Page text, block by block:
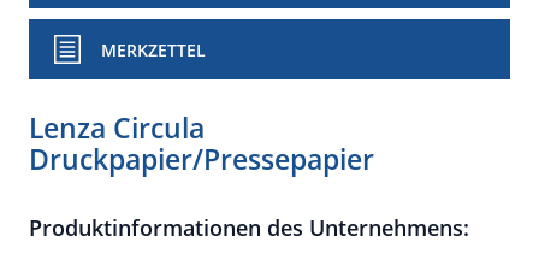
MERKZETTEL
Lenza Circula
Druckpapier/Pressepapier
Produktinformationen des Unternehmens: